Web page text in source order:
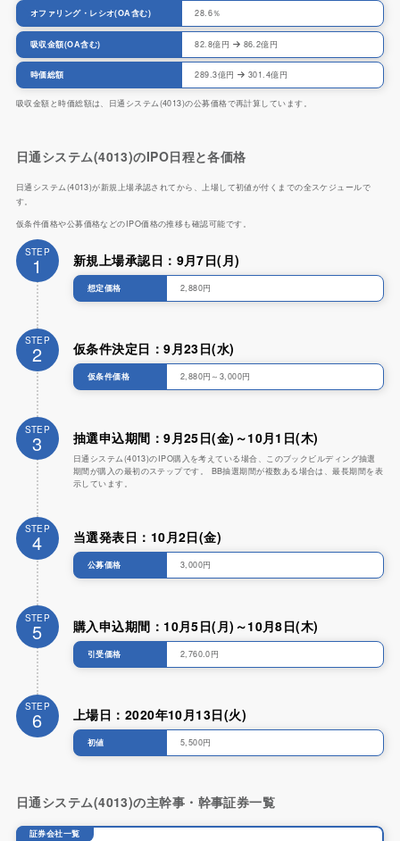
オファリング・レシオ(OA含む) 28.6％
吸収金額(OA含む) 82.8億円 86.2億円
時価総額 289.3億円 301.4億円
吸収金額と時価総額は、日通システム(4013)の公募価格で再計算しています。
日通システム(4013)のIPO日程と各価格
日通システム(4013)が新規上場承認されてから、上場して初値が付くまでの全スケジュールで
す。
仮条件価格や公募価格などのIPO価格の推移も確認可能です。
STEP
1 新規上場承認日：9月7日(月)
想定価格 2,880円
STEP
2 仮条件決定日：9月23日(水)
仮条件価格 2,880円～3,000円
STEP
3 抽選申込期間：9月25日(金)～10月1日(木)
日通システム(4013)のIPO購入を考えている場合、このブックビルディング抽選
期間が購入の最初のステップです。 BB抽選期間が複数ある場合は、最長期間を表
示しています。
STEP
4 当選発表日：10月2日(金)
公募価格 3,000円
STEP
5 購入申込期間：10月5日(月)～10月8日(木)
引受価格 2,760.0円
STEP
6 上場日：2020年10月13日(火)
初値 5,500円
日通システム(4013)の主幹事・幹事証券一覧
証券会社一覧